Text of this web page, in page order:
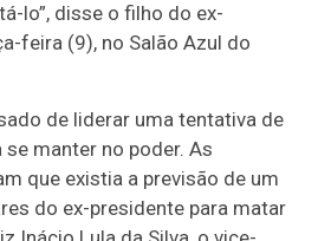
lo”, disse o filho do ex-
feira (9), no Salão Azul do
de liderar uma tentativa de
manter no poder. As
que existia a previsão de um
do ex-presidente para matar